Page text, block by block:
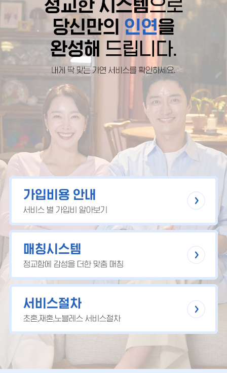
가입비용 안내
서비스 별 가입비 알아보기
매칭시스템
정교함에 감성을 더한 맞춤 매칭
서비스절차
초혼,재혼,노블레스 서비스절차